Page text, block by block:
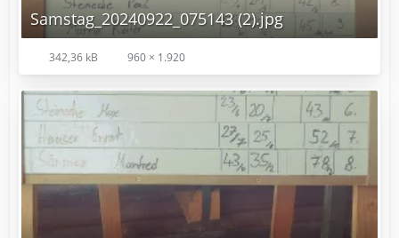
Samstag_20240922_075143 (2).jpg
342,36 kB 960 × 1.920